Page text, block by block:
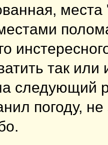
так
следующий
погоду,